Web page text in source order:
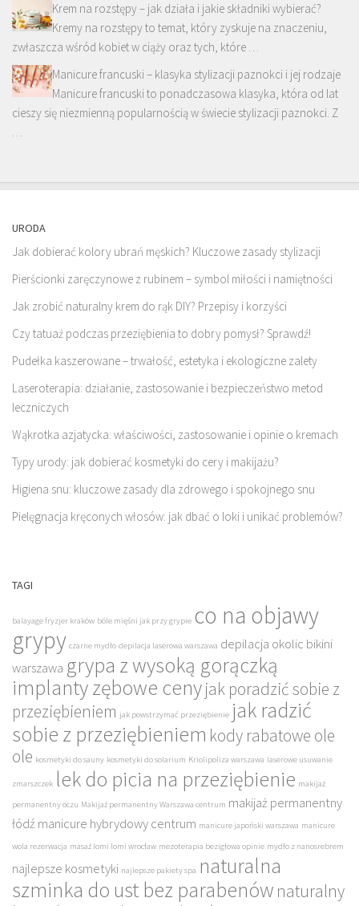
Krem na rozstępy – jak działa i jakie składniki wybierać?
Kremy na rozstępy to temat, który zyskuje na znaczeniu,
zwłaszcza wśród kobiet w ciąży oraz tych, które …
Manicure francuski – klasyka stylizacji paznokci i jej rodzaje
Manicure francuski to ponadczasowa klasyka, która od lat
cieszy się niezmienną popularnością w świecie stylizacji paznokci. Z
…
URODA
Jak dobierać kolory ubrań męskich? Kluczowe zasady stylizacji
Pierścionki zaręczynowe z rubinem – symbol miłości i namiętności
Jak zrobić naturalny krem do rąk DIY? Przepisy i korzyści
Czy tatuaż podczas przeziębienia to dobry pomysł? Sprawdź!
Pudełka kaszerowane – trwałość, estetyka i ekologiczne zalety
Laseroterapia: działanie, zastosowanie i bezpieczeństwo metod
leczniczych
Wąkrotka azjatycka: właściwości, zastosowanie i opinie o kremach
Typy urody: jak dobierać kosmetyki do cery i makijażu?
Higiena snu: kluczowe zasady dla zdrowego i spokojnego snu
Pielęgnacja kręconych włosów: jak dbać o loki i unikać problemów?
TAGI
balayage fryzjer kraków bóle mięśni jak przy grypie co na objawy
grypy czarne mydło depilacja laserowa warszawa depilacja okolic bikini
warszawa grypa z wysoką gorączką
implanty zębowe cenyjak poradzić sobie z
przeziębieniem jak powstrzymać przeziębienie jak radzić
sobie z przeziębieniem kody rabatowe ole
ole kosmetyki do sauny kosmetyki do solarium Kriolipoliza warszawa laserowe usuwanie
zmarszczek lek do picia na przeziębienie makijaż
permanentny oczu Makijaż permanentny Warszawa centrum makijaż permanentny
łódź manicure hybrydowy centrum manicure japoński warszawa manicure
wola rezerwacja masaż lomi lomi wrocław mezoterapia bezigłowa opinie mydło z nanosrebrem
najlepsze kosmetyki najlepsze pakiety spa naturalna
szminka do ust bez parabenów naturalny